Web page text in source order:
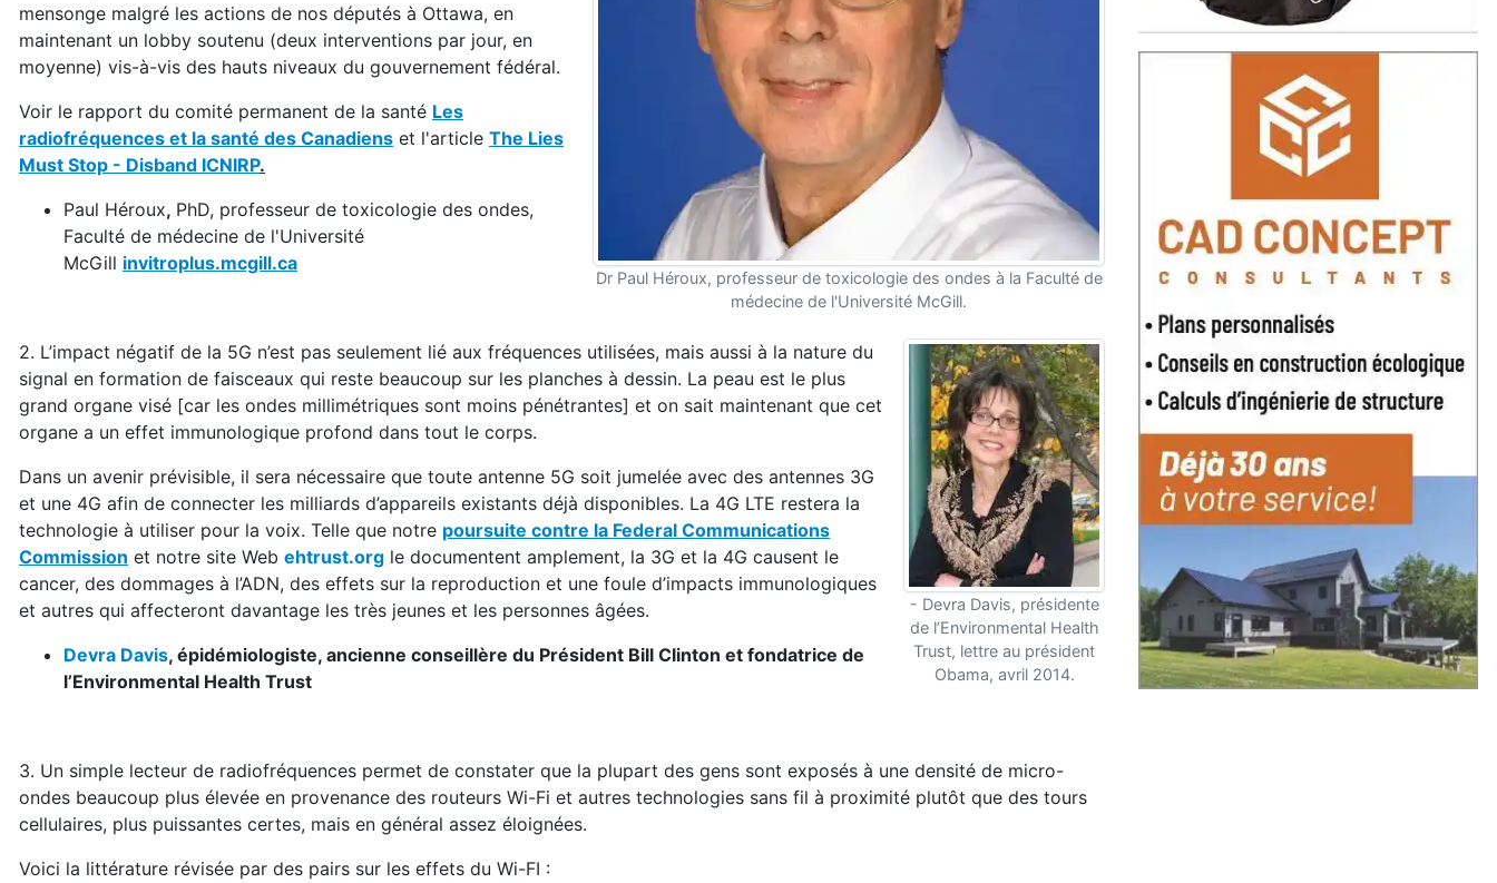
Dr Paul Héroux, professeur de toxicologie des ondes à la Faculté de
médecine de l'Université McGill.
mensonge malgré les actions de nos députés à Ottawa, en
maintenant un lobby soutenu (deux interventions par jour, en
moyenne) vis-à-vis des hauts niveaux du gouvernement fédéral.
Voir le rapport du comité permanent de la santé Les
radiofréquences et la santé des Canadiens et l'article The Lies
Must Stop - Disband ICNIRP.
Paul Héroux, PhD, professeur de toxicologie des ondes,
Faculté de médecine de l'Université
McGill invitroplus.mcgill.ca
- Devra Davis, présidente
de l’Environmental Health
Trust, lettre au président
Obama, avril 2014.
2. L’impact négatif de la 5G n’est pas seulement lié aux fréquences utilisées, mais aussi à la nature du
signal en formation de faisceaux qui reste beaucoup sur les planches à dessin. La peau est le plus
grand organe visé [car les ondes millimétriques sont moins pénétrantes] et on sait maintenant que cet
organe a un effet immunologique profond dans tout le corps.
Dans un avenir prévisible, il sera nécessaire que toute antenne 5G soit jumelée avec des antennes 3G
et une 4G afin de connecter les milliards d’appareils existants déjà disponibles. La 4G LTE restera la
technologie à utiliser pour la voix. Telle que notre poursuite contre la Federal Communications
Commission et notre site Web ehtrust.org le documentent amplement, la 3G et la 4G causent le
cancer, des dommages à l’ADN, des effets sur la reproduction et une foule d’impacts immunologiques
et autres qui affecteront davantage les très jeunes et les personnes âgées.
Devra Davis, épidémiologiste, ancienne conseillère du Président Bill Clinton et fondatrice de
l’Environmental Health Trust
3. Un simple lecteur de radiofréquences permet de constater que la plupart des gens sont exposés à une densité de micro-
ondes beaucoup plus élevée en provenance des routeurs Wi-Fi et autres technologies sans fil à proximité plutôt que des tours
cellulaires, plus puissantes certes, mais en général assez éloignées.
Voici la littérature révisée par des pairs sur les effets du Wi-FI :